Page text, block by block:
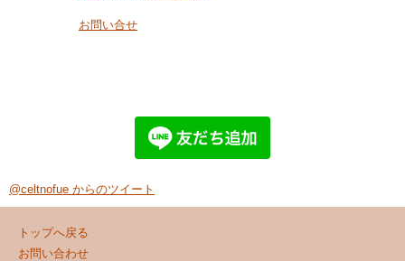
お問い合せ
@celtnofue からのツイート
トップへ戻る
お問い合わせ